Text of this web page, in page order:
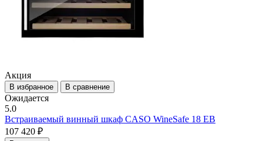
Акция
В избранное В сравнение
Ожидается
5.0
Встраиваемый винный шкаф CASO WineSafe 18 EB
107 420 ₽